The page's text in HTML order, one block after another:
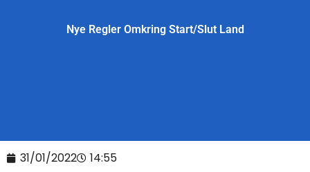
Nye Regler Omkring Start/Slut Land
31/01/2022 14:55